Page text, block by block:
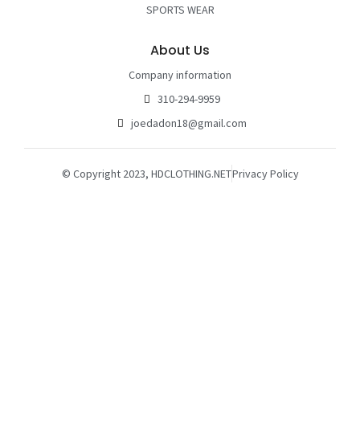
SPORTS WEAR
About Us
Company information
310-294-9959
joedadon18@gmail.com
© Copyright 2023, HDCLOTHING.NETPrivacy Policy